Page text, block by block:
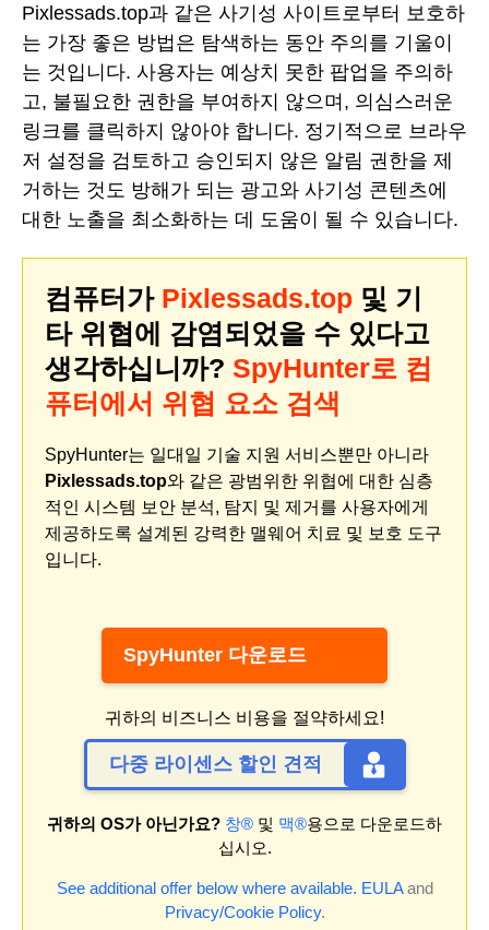
Pixlessads.top과 같은 사기성 사이트로부터 보호하
는 가장 좋은 방법은 탐색하는 동안 주의를 기울이
는 것입니다. 사용자는 예상치 못한 팝업을 주의하
고, 불필요한 권한을 부여하지 않으며, 의심스러운
링크를 클릭하지 않아야 합니다. 정기적으로 브라우
저 설정을 검토하고 승인되지 않은 알림 권한을 제
거하는 것도 방해가 되는 광고와 사기성 콘텐츠에
대한 노출을 최소화하는 데 도움이 될 수 있습니다.
컴퓨터가 Pixlessads.top 및 기
타 위협에 감염되었을 수 있다고
생각하십니까? SpyHunter로 컴
퓨터에서 위협 요소 검색
SpyHunter는 일대일 기술 지원 서비스뿐만 아니라
Pixlessads.top와 같은 광범위한 위협에 대한 심층
적인 시스템 보안 분석, 탐지 및 제거를 사용자에게
제공하도록 설계된 강력한 맬웨어 치료 및 보호 도구
입니다.
SpyHunter 다운로드
귀하의 비즈니스 비용을 절약하세요!
다중 라이센스 할인 견적
귀하의 OS가 아닌가요? 창® 및 맥®용으로 다운로드하
십시오.
See additional offer below where available. EULAand
Privacy/Cookie Policy.